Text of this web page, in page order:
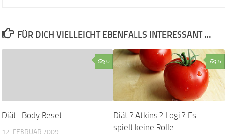
FÜR DICH VIELLEICHT EBENFALLS INTERESSANT …
0
Diät : Body Reset
12. FEBRUAR 2009
5
Diät ? Atkins ? Logi ? Es
spielt keine Rolle..